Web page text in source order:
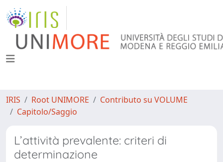
IRIS Root UNIMORE
Contributo su VOLUME
Capitolo/Saggio
L’attività prevalente: criteri di
determinazione